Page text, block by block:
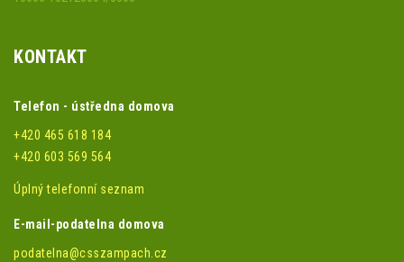
KONTAKT
Telefon - ústředna domova
+420 465 618 184
+420 603 569 564
Úplný telefonní seznam
E-mail-podatelna domova
podatelna@csszampach.cz